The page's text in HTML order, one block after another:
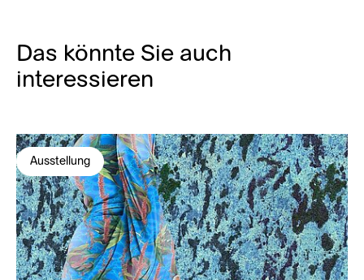
Das könnte Sie auch
interessieren
Ausstellung